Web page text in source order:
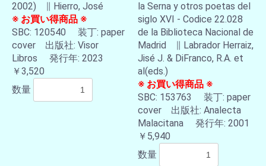
2002) ∥ Hierro, José
※ お買い得商品 ※
SBC: 120540 装丁: paper
cover 出版社: Visor
Libros 発行年: 2023
￥3,520
数量
la Serna y otros poetas del
siglo XVI - Codice 22.028
de la Biblioteca Nacional de
Madrid ∥ Labrador Herraiz,
Jisé J. & DiFranco, R.A. et
al(eds.)
※ お買い得商品 ※
SBC: 153763 装丁: paper
cover 出版社: Analecta
Malacitana 発行年: 2001
￥5,940
数量